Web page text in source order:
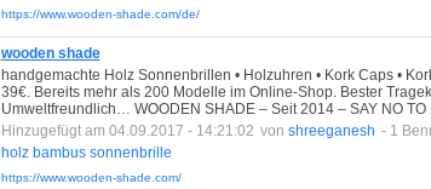
https://www.wooden-shade.com/de/
wooden shade
handgemachte Holz Sonnenbrillen • Holzuhren • Kork Caps •
39€. Bereits mehr als 200 Modelle im Online-Shop. Bester
Umweltfreundlich… WOODEN SHADE – Seit 2014 – SAY NO
Hinzugefügt am 04.09.2017 - 14:21:02 von shreeganesh - 1
holz bambus sonnenbrille
https://www.wooden-shade.com/